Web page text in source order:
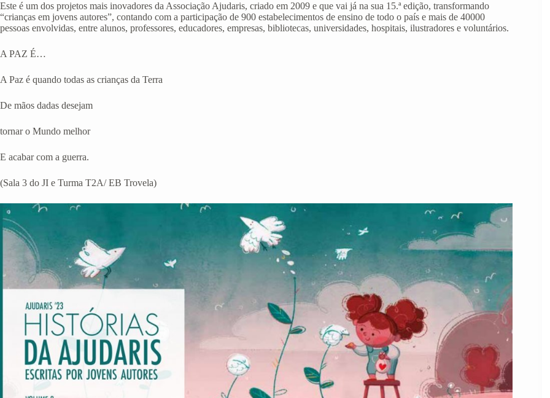
Este é um dos projetos mais inovadores da Associação Ajudaris, criado em 2009 e que vai já na sua 15.ª edição, transformando
“crianças em jovens autores”, contando com a participação de 900 estabelecimentos de ensino de todo o país e mais de 40000
pessoas envolvidas, entre alunos, professores, educadores, empresas, bibliotecas, universidades, hospitais, ilustradores e voluntários.
A PAZ É…
A Paz é quando todas as crianças da Terra
De mãos dadas desejam
tornar o Mundo melhor
E acabar com a guerra.
(Sala 3 do JI e Turma T2A/ EB Trovela)